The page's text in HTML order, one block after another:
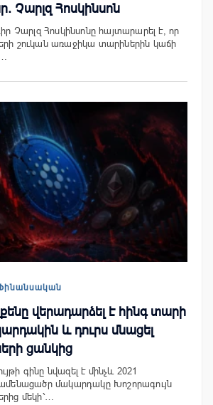
Չարլզ Հոսկինսոն
Չարլզ Հոսկինսոնը հայտարարել է, որ
շուկան առաջիկա տարիներին կաճի
վերադարձել է հինգ տարի
և դուրս մնացել
ցանկից
գինը նվազել է մինչև 2021
մակարդակը Խոշորագույն
մեկի՝…